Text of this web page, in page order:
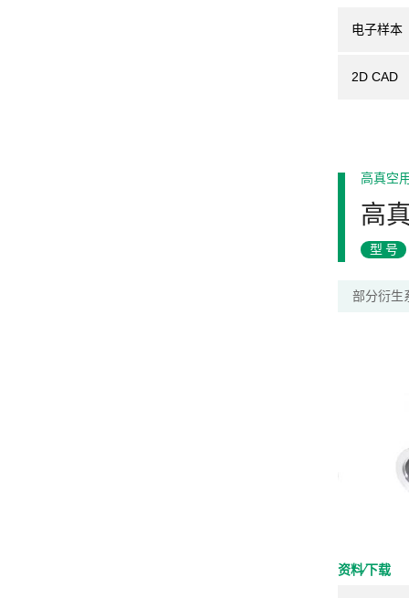
电子样本
2D CAD
高真空
高
型号
部分衍生
资料⁄下载